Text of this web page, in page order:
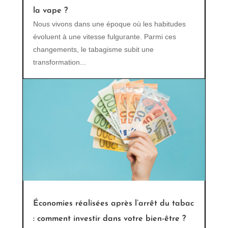
la vape ?
Nous vivons dans une époque où les habitudes
évoluent à une vitesse fulgurante. Parmi ces
changements, le tabagisme subit une
transformation...
Économies réalisées après l’arrêt du tabac
: comment investir dans votre bien-être ?